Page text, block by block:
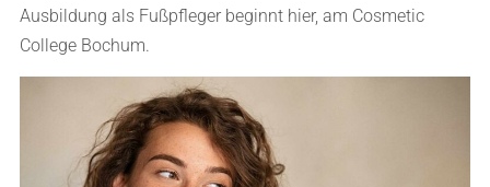
Ausbildung als Fußpfleger beginnt hier, am Cosmetic
College Bochum.